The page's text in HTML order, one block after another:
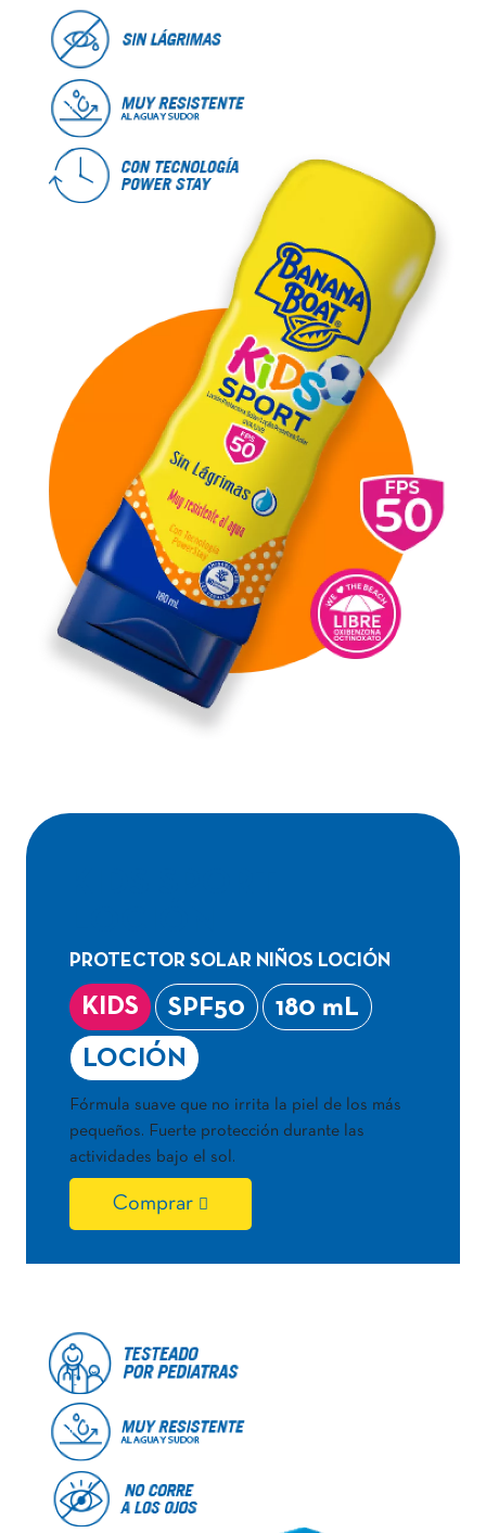
PROTECTOR SOLAR NIÑOS LOCIÓN
KIDS SPF50 180 mL
LOCIÓN
Fórmula suave que no irrita la piel de los más
pequeños. Fuerte protección durante las
actividades bajo el sol.
Comprar